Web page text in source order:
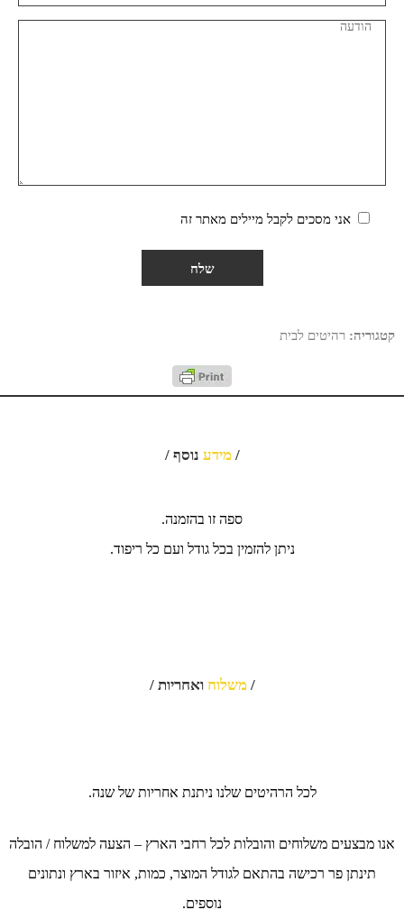
אני מסכים לקבל מיילים מאתר זה
קטגוריה: רהיטים לבית
/ מידע נוסף /
ספה זו בהזמנה.
ניתן להזמין בכל גודל ועם כל ריפוד.
/משלוח ואחריות /
לכל הרהיטים שלנו ניתנת אחריות של שנה.
אנו מבצעים משלוחים והובלות לכל רחבי הארץ – הצעה למשלוח / הובלה
תינתן פר רכישה בהתאם לגודל המוצר, כמות, איזור בארץ ונתונים
נוספים.